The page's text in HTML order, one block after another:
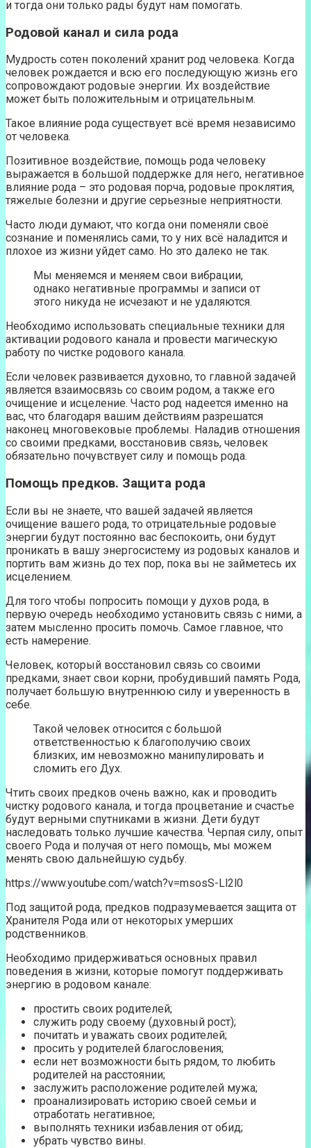
и тогда они только рады будут нам помогать.
Родовой канал и сила рода
Мудрость сотен поколений хранит род человека. Когда
человек рождается и всю его последующую жизнь его
сопровождают родовые энергии. Их воздействие
может быть положительным и отрицательным.
Такое влияние рода существует всё время независимо
от человека.
Позитивное воздействие, помощь рода человеку
выражается в большой поддержке для него, негативное
влияние рода – это родовая порча, родовые проклятия,
тяжелые болезни и другие серьезные неприятности.
Часто люди думают, что когда они поменяли своё
сознание и поменялись сами, то у них всё наладится и
плохое из жизни уйдет само. Но это далеко не так.
Мы меняемся и меняем свои вибрации,
однако негативные программы и записи от
этого никуда не исчезают и не удаляются.
Необходимо использовать специальные техники для
активации родового канала и провести магическую
работу по чистке родового канала.
Если человек развивается духовно, то главной задачей
является взаимосвязь со своим родом, а также его
очищение и исцеление. Часто род надеется именно на
вас, что благодаря вашим действиям разрешатся
наконец многовековые проблемы. Наладив отношения
со своими предками, восстановив связь, человек
обязательно почувствует силу и помощь рода.
Помощь предков. Защита рода
Если вы не знаете, что вашей задачей является
очищение вашего рода, то отрицательные родовые
энергии будут постоянно вас беспокоить, они будут
проникать в вашу энергосистему из родовых каналов и
портить вам жизнь до тех пор, пока вы не займетесь их
исцелением.
Для того чтобы попросить помощи у духов рода, в
первую очередь необходимо установить связь с ними, а
затем мысленно просить помочь. Самое главное, что
есть намерение.
Человек, который восстановил связь со своими
предками, знает свои корни, пробудивший память Рода,
получает большую внутреннюю силу и уверенность в
себе.
Такой человек относится с большой
ответственностью к благополучию своих
близких, им невозможно манипулировать и
сломить его Дух.
Чтить своих предков очень важно, как и проводить
чистку родового канала, и тогда процветание и счастье
будут верными спутниками в жизни. Дети будут
наследовать только лучшие качества. Черпая силу, опыт
своего Рода и получая от него помощь, мы можем
менять свою дальнейшую судьбу.
https://www.youtube.com/watch?v=msosS-Ll2l0
Под защитой рода, предков подразумевается защита от
Хранителя Рода или от некоторых умерших
родственников.
Необходимо придерживаться основных правил
поведения в жизни, которые помогут поддерживать
энергию в родовом канале:
простить своих родителей;
служить роду своему (духовный рост);
почитать и уважать своих родителей;
просить у родителей благословения;
если нет возможности быть рядом, то любить
родителей на расстоянии;
заслужить расположение родителей мужа;
проанализировать историю своей семьи и
отработать негативное;
выполнять техники избавления от обид;
убрать чувство вины.